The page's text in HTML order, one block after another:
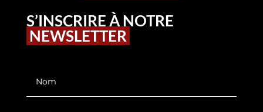
S’INSCRIRE À NOTRE
NEWSLETTER